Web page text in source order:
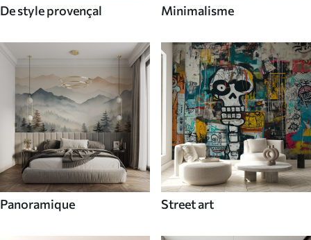
De style provençal Minimalisme
Panoramique Street art